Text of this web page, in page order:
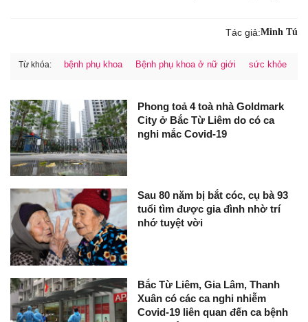
Tác giả:Minh Tú
Từ khóa: bệnh phụ khoa Bệnh phụ khoa ở nữ giới sức khỏe
Phong toả 4 toà nhà Goldmark
City ở Bắc Từ Liêm do có ca
nghi mắc Covid-19
Sau 80 năm bị bắt cóc, cụ bà 93
tuổi tìm được gia đình nhờ trí
nhớ tuyệt vời
Bắc Từ Liêm, Gia Lâm, Thanh
Xuân có các ca nghi nhiễm
Covid-19 liên quan đến ca bệnh